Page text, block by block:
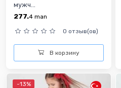
мужч...
277.4 man
0 отзыв(ов)
В корзину
-13%